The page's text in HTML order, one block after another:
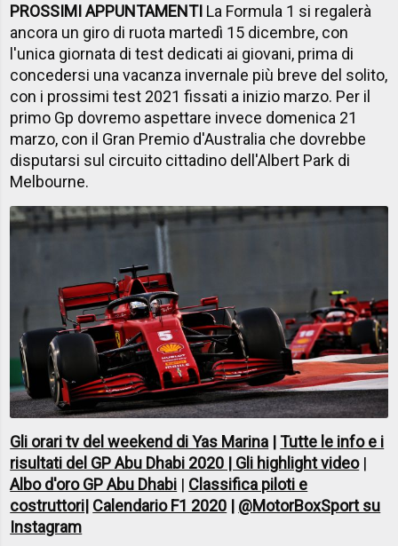
PROSSIMI APPUNTAMENTI La Formula 1 si regalerà
ancora un giro di ruota martedì 15 dicembre, con
l'unica giornata di test dedicati ai giovani, prima di
concedersi una vacanza invernale più breve del solito,
con i prossimi test 2021 fissati a inizio marzo. Per il
primo Gp dovremo aspettare invece domenica 21
marzo, con il Gran Premio d'Australia che dovrebbe
disputarsi sul circuito cittadino dell'Albert Park di
Melbourne.
Gli orari tv del weekend di Yas Marina |Tutte le info e i
risultati del GP Abu Dhabi 2020 | Gli highlight video|
Albo d'oro GP Abu Dhabi | Classifica piloti e
costruttori| Calendario F1 2020 | @MotorBoxSport su
Instagram